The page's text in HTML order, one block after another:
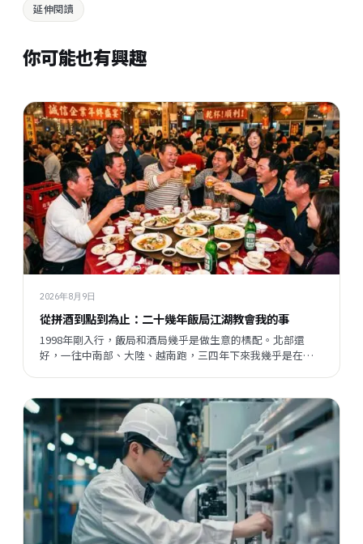
延伸閱讀
你可能也有興趣
2026年8月9日
從拼酒到點到為止：二十幾年飯局江湖教會我的事
1998年剛入行，飯局和酒局幾乎是做生意的標配。北部還
好，一往中南部、大陸、越南跑，三四年下來我幾乎是在酒
久的事。